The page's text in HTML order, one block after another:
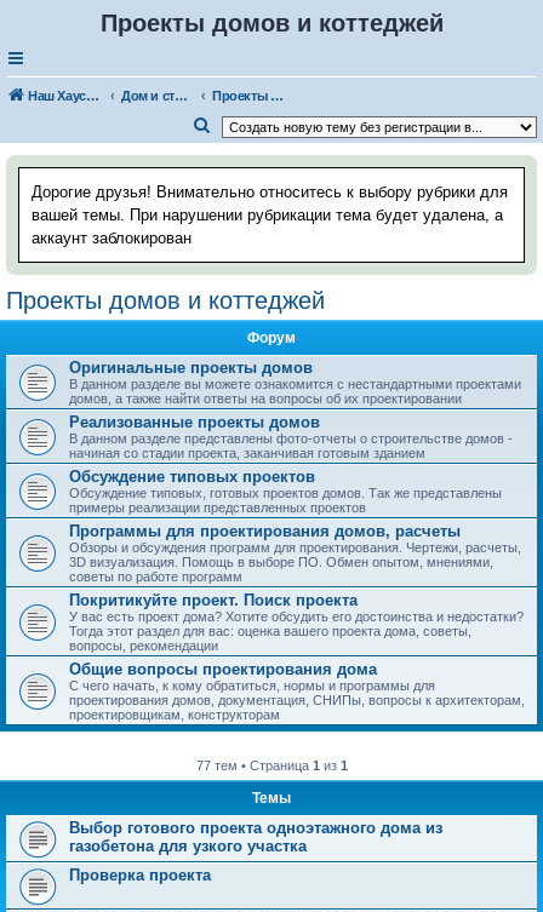
Проекты домов и коттеджей
Наш Хаус-форум Дом и стройка
Проекты домов и коттеджей
о
с
Дорогие друзья! Внимательно относитесь к выбору рубрики для
вашей темы. При нарушении рубрикации тема будет удалена, а
аккаунт заблокирован
Проекты домов и коттеджей
Форум
Оригинальные проекты домов
В данном разделе вы можете ознакомится с нестандартными проектами
домов, а также найти ответы на вопросы об их проектировании
Реализованные проекты домов
В данном разделе представлены фото-отчеты о строительстве домов -
начиная со стадии проекта, заканчивая готовым зданием
Обсуждение типовых проектов
Обсуждение типовых, готовых проектов домов. Так же представлены
примеры реализации представленных проектов
Программы для проектирования домов, расчеты
Обзоры и обсуждения программ для проектирования. Чертежи, расчеты,
3D визуализация. Помощь в выборе ПО. Обмен опытом, мнениями,
советы по работе программ
Покритикуйте проект. Поиск проекта
У вас есть проект дома? Хотите обсудить его достоинства и недостатки?
Тогда этот раздел для вас: оценка вашего проекта дома, советы,
вопросы, рекомендации
Общие вопросы проектирования дома
С чего начать, к кому обратиться, нормы и программы для
проектирования домов, документация, СНИПы, вопросы к архитекторам,
проектировщикам, конструкторам
77 тем • Страница 1 из 1
Темы
Выбор готового проекта одноэтажного дома из
газобетона для узкого участка
Проверка проекта